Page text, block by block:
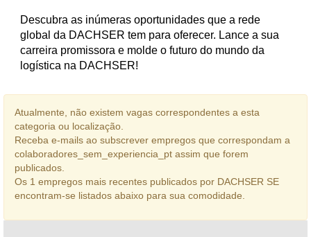
Descubra as inúmeras oportunidades que a rede
global da DACHSER tem para oferecer. Lance a sua
carreira promissora e molde o futuro do mundo da
logística na DACHSER!
Atualmente, não existem vagas correspondentes a esta
categoria ou localização.
Receba e-mails ao subscrever empregos que correspondam a
colaboradores_sem_experiencia_pt assim que forem
publicados.
Os 1 empregos mais recentes publicados por DACHSER SE
encontram-se listados abaixo para sua comodidade.